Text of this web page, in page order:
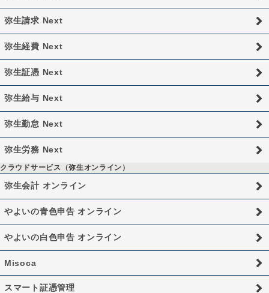
弥生請求 Next
弥生経費 Next
弥生証憑 Next
弥生給与 Next
弥生勤怠 Next
弥生労務 Next
クラウドサービス（弥生オンライン）
弥生会計 オンライン
やよいの青色申告 オンライン
やよいの白色申告 オンライン
Misoca
スマート証憑管理